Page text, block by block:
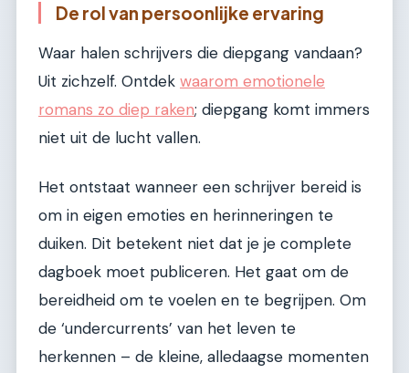
De rol van persoonlijke ervaring
Waar halen schrijvers die diepgang vandaan?
Uit zichzelf. Ontdek waarom emotionele
romans zo diep raken; diepgang komt immers
niet uit de lucht vallen.
Het ontstaat wanneer een schrijver bereid is
om in eigen emoties en herinneringen te
duiken. Dit betekent niet dat je je complete
dagboek moet publiceren. Het gaat om de
bereidheid om te voelen en te begrijpen. Om
de ‘undercurrents’ van het leven te
herkennen – de kleine, alledaagse momenten